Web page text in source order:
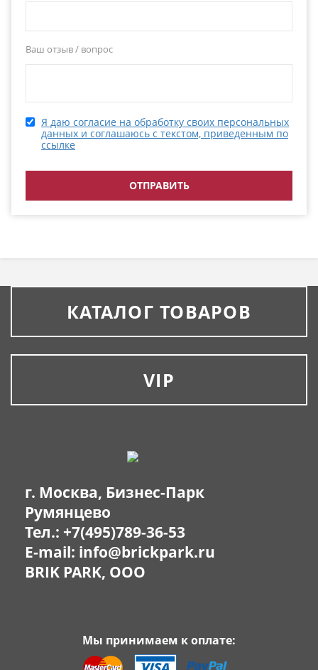
Ваш отзыв / вопрос
Я даю согласие на обработку своих персональных
данных и соглашаюсь с текстом, приведенным по
ссылке
КАТАЛОГ ТОВАРОВ
VIP
г. Москва, Бизнес-Парк
Румянцево
Тел.: +7(495)789-36-53
E-mail: info@brickpark.ru
BRIK PARK, OOO
Мы принимаем к оплате: